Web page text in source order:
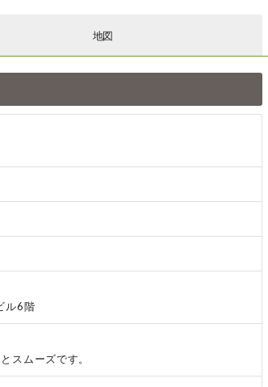
地図
ル6階
スムーズです。